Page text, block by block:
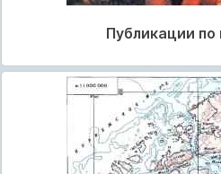
Публикации по